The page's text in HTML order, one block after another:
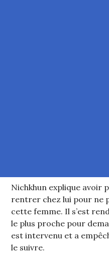
Nichkhun explique avoir
rentrer chez lui pour ne
cette femme. Il s’est
le plus proche pour
est intervenu et a
le suivre.